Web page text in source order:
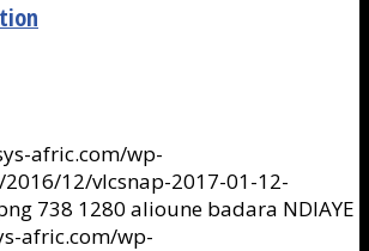
afric.com/wp-
12/vlcsnap-2017-01-12-
738 1280 alioune badara NDIAYE
afric.com/wp-